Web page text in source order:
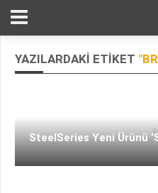
YAZILARDAKI ETIKET
SteelSeries Yeni Ürünü